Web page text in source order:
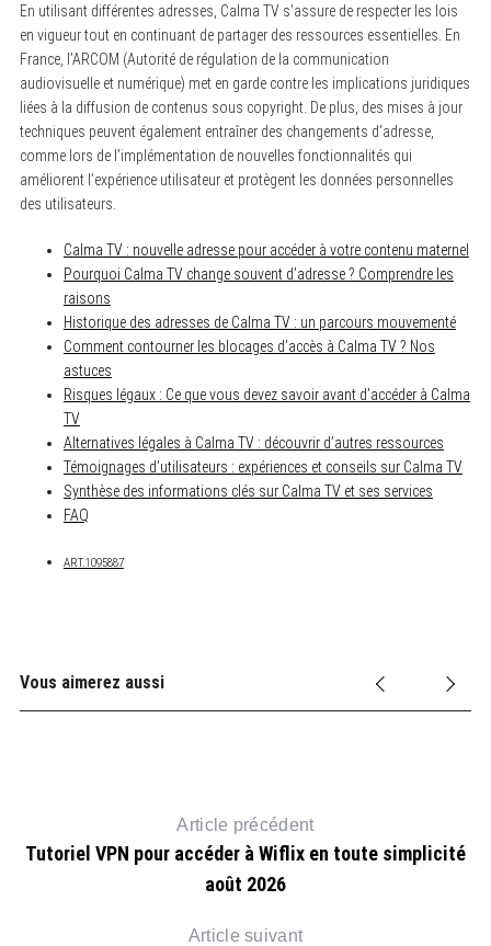
En utilisant différentes adresses, Calma TV s’assure de respecter les lois
en vigueur tout en continuant de partager des ressources essentielles. En
France, l’ARCOM (Autorité de régulation de la communication
audiovisuelle et numérique) met en garde contre les implications juridiques
liées à la diffusion de contenus sous copyright. De plus, des mises à jour
techniques peuvent également entraîner des changements d’adresse,
comme lors de l’implémentation de nouvelles fonctionnalités qui
améliorent l’expérience utilisateur et protègent les données personnelles
des utilisateurs.
Calma TV : nouvelle adresse pour accéder à votre contenu maternel
Pourquoi Calma TV change souvent d’adresse ? Comprendre les
raisons
Historique des adresses de Calma TV : un parcours mouvementé
Comment contourner les blocages d’accès à Calma TV ? Nos
astuces
Risques légaux : Ce que vous devez savoir avant d’accéder à Calma
TV
Alternatives légales à Calma TV : découvrir d’autres ressources
Témoignages d’utilisateurs : expériences et conseils sur Calma TV
Synthèse des informations clés sur Calma TV et ses services
FAQ
ART.1095887
Vous aimerez aussi
Article précédent
Tutoriel VPN pour accéder à Wiflix en toute simplicité
août 2026
Article suivant